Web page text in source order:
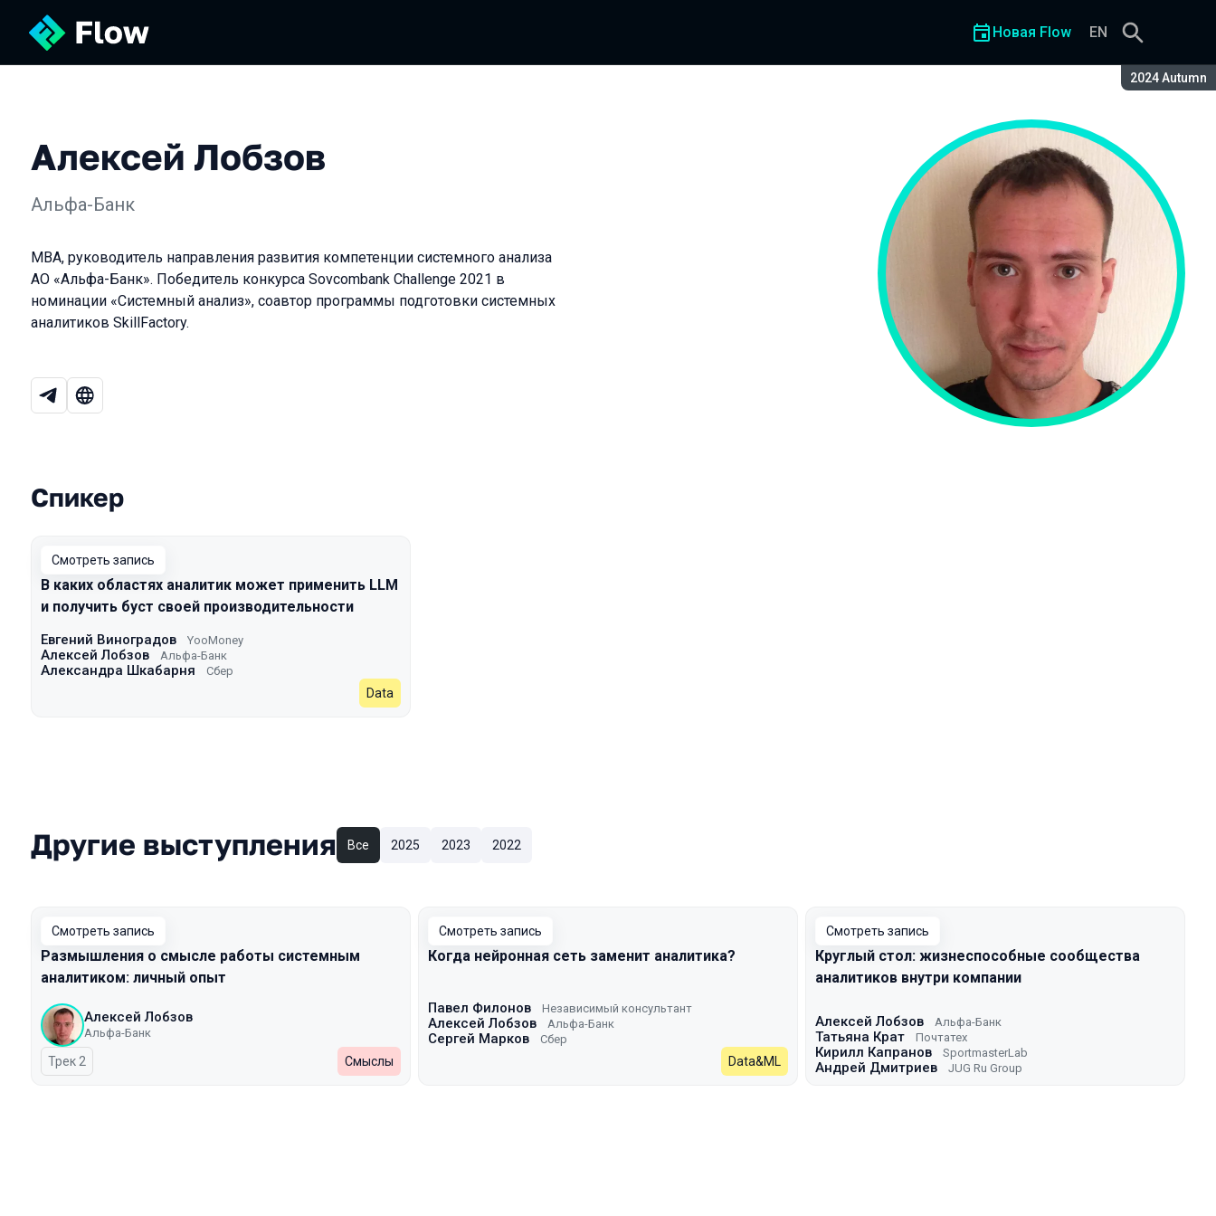
Сезон:
2024 Autumn
Новая Flow EN
Алексей Лобзов
Альфа-Банк
МВА, руководитель направления развития компетенции системного анализа
АО «Альфа-Банк». Победитель конкурса Sovcombank Challenge 2021 в
номинации «Системный анализ», соавтор программы подготовки системных
аналитиков SkillFactory.
Выступления в сезоне 2024 Autumn
Спикер
Смотреть запись
В каких областях аналитик может применить LLM
и получить буст своей производительности
Евгений Виноградов YooMoney
Алексей Лобзов Альфа-Банк
Александра Шкабарня Сбер
Data
Другие выступления Все 2025 2023 2022
Смотреть запись
Размышления о смысле работы системным
аналитиком: личный опыт
Алексей Лобзов
Альфа-Банк
Трек 2 Смыслы
Смотреть запись
Когда нейронная сеть заменит аналитика?
Павел Филонов Независимый консультант
Алексей Лобзов Альфа-Банк
Сергей Марков Сбер
Data&ML
Смотреть запись
Круглый стол: жизнеспособные сообщества
аналитиков внутри компании
Алексей Лобзов Альфа-Банк
Татьяна Крат Почтатех
Кирилл Капранов SportmasterLab
Андрей Дмитриев JUG Ru Group